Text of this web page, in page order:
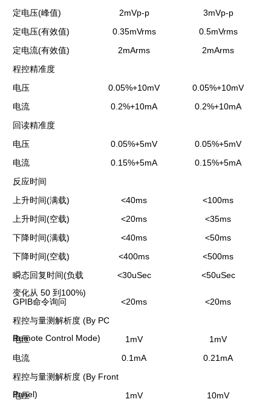
定电压(峰值) 2mVp-p 3mVp-p
定电压(有效值) 0.35mVrms 0.5mVrms
定电流(有效值) 2mArms 2mArms
程控精准度
电压 0.05%+10mV 0.05%+10mV
电流 0.2%+10mA 0.2%+10mA
回读精准度
电压 0.05%+5mV 0.05%+5mV
电流 0.15%+5mA 0.15%+5mA
反应时间
上升时间(满载) <40ms <100ms
上升时间(空载) <20ms <35ms
下降时间(满载) <40ms <50ms
下降时间(空载) <400ms <500ms
瞬态回复时间(负载
变化从 50 到 100%)
<30uSec <50uSec
GPIB命令询问 <20ms <20ms
程控与量测解析度(By PC
Remote Control Mode)
电压 1mV 1mV
电流 0.1mA 0.21mA
程控与量测解析度(By Front
Panel)
电压 1mV 10mV